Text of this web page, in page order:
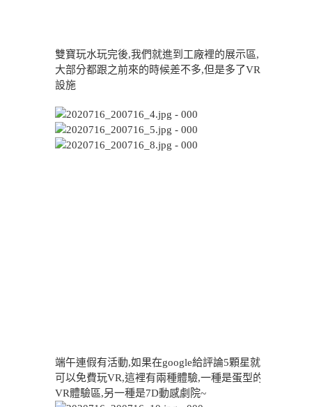
雙寶玩水玩完後,我們就進到工廠裡的展示區,
大部分都跟之前來的時候差不多,但是多了VR
設施
端午連假有活動,如果在google給評論5顆星就
可以免費玩VR,這裡有兩種體驗,一種是蛋型的
VR體驗區,另一種是7D動感劇院~